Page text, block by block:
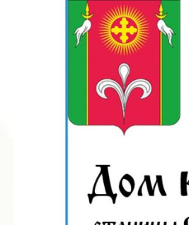
Перейти к содержимому